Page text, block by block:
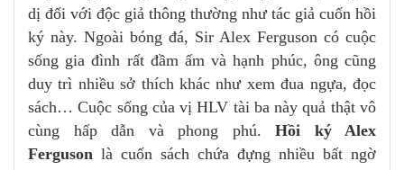
dị đối với độc giả thông thường như tác giả cuốn hồi
ký này. Ngoài bóng đá, Sir Alex Ferguson có cuộc
sống gia đình rất đầm ấm và hạnh phúc, ông cũng
duy trì nhiều sở thích khác như xem đua ngựa, đọc
sách… Cuộc sống của vị HLV tài ba này quả thật vô
cùng hấp dẫn và phong phú. Hồi ký Alex
Ferguson là cuốn sách chứa đựng nhiều bất ngờ